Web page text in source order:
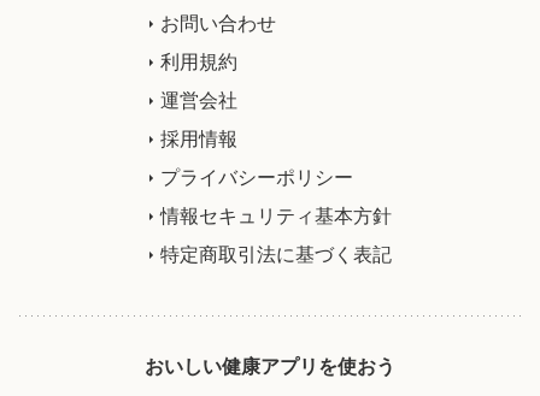
お問い合わせ
利用規約
運営会社
採用情報
プライバシーポリシー
情報セキュリティ基本方針
特定商取引法に基づく表記
おいしい健康アプリを使おう